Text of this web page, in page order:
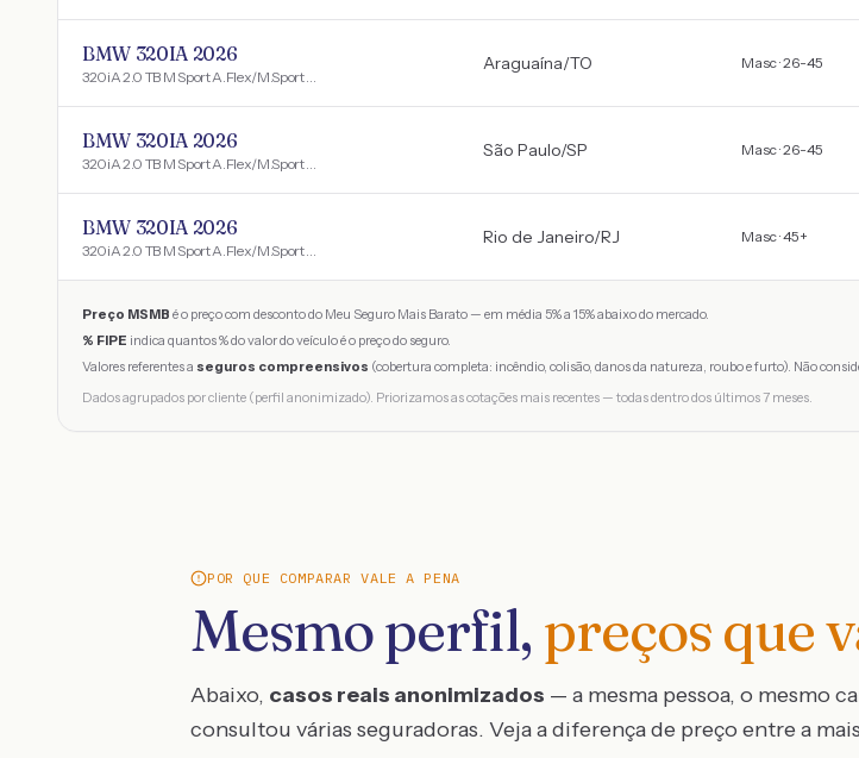
BMW 320IA 2026
320iA 2.0 TB M Sport A.Flex/M.Sport 4p
Araguaína/TO Masc · 26-45
BMW 320IA 2026
320iA 2.0 TB M Sport A.Flex/M.Sport 4p
São Paulo/SP Masc · 26-45
BMW 320IA 2026
320iA 2.0 TB M Sport A.Flex/M.Sport 4p
Rio de Janeiro/RJ Masc · 45+
Preço MSMB é o preço com desconto do Meu Seguro Mais Barato — em média 5% a 15% abaixo do mercado.
% FIPE indica quantos % do valor do veículo é o preço do seguro.
Valores referentes a seguros compreensivos (cobertura completa: incêndio, colisão, danos da natureza, roubo e furto). Não
Dados agrupados por cliente (perfil anonimizado). Priorizamos as cotações mais recentes — todas dentro dos últimos 7 meses.
POR QUE COMPARAR VALE A PENA
Mesmo perfil, preços que
Abaixo, casos reais anonimizados — a mesma pessoa, o mesmo
consultou várias seguradoras. Veja a diferença de preço entre a